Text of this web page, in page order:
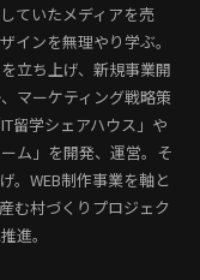
ていたメディアを売
インを無理やり学ぶ。
立ち上げ、新規事業開
マーケティング戦略策
留学シェアハウス」や
ム」を開発、運営。そ
。WEB制作事業を軸と
む村づくりプロジェク
進。